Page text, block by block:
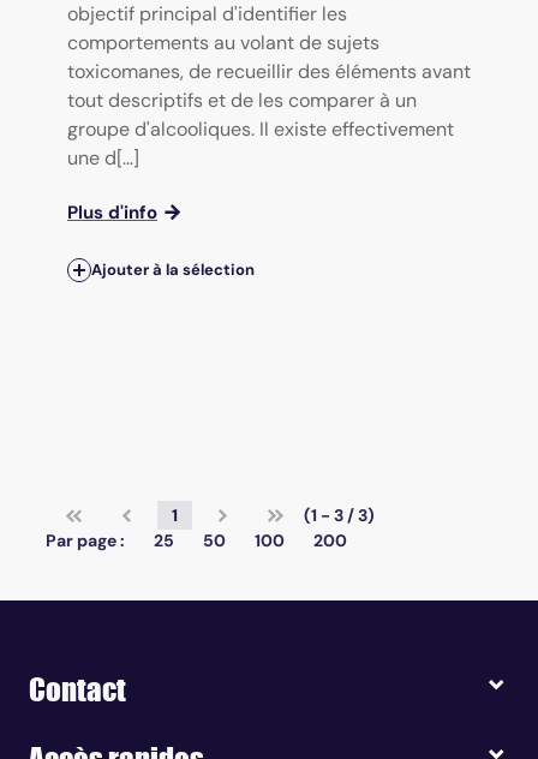
objectif principal d'identifier les
comportements au volant de sujets
toxicomanes, de recueillir des éléments avant
tout descriptifs et de les comparer à un
groupe d'alcooliques. Il existe effectivement
une d[...]
Plus d'info
Ajouter à la sélection
1
(1 - 3 / 3)
Par page :
25 50 100 200
Contact